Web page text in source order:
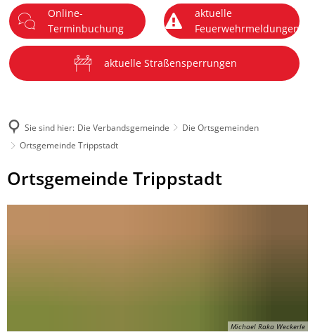
Menü
Online-
Terminbuchung
aktuelle
Feuerwehrmeldungen
aktuelle Straßensperrungen
Sie sind hier: Die Verbandsgemeinde
Die Ortsgemeinden
Ortsgemeinde Trippstadt
Ortsgemeinde
Trippstadt
Ortsgemeinde Trippstadt
Michael Raka Weckerle